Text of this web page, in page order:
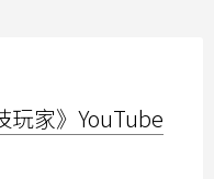
玩家》YouTube